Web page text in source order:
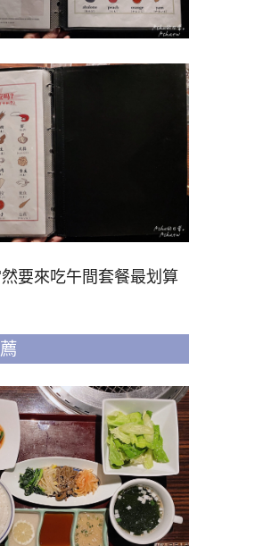
要來吃午間套餐最划算